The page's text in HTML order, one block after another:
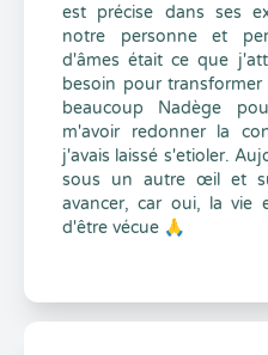
est précise dans ses
notre personne et
d'âmes était ce que
besoin pour
beaucoup Nadège
m'avoir redonner la
j'avais laissé s'etioler.
sous un autre œil et
avancer, car oui, la vie
d'être vécue 🙏